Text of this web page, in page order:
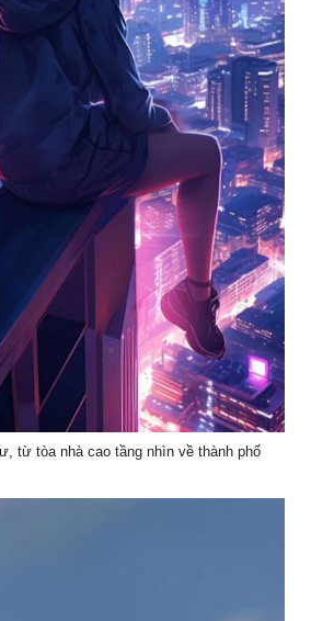
từ tòa nhà cao tầng nhìn về thành phố